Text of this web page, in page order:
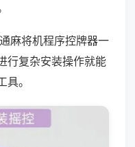
麻将机程序控牌器一
行复杂安装操作就能
。